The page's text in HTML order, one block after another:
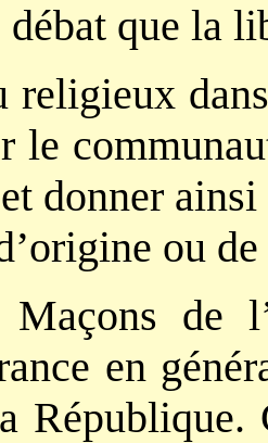
que la
religieux
le
donner
ou
Maçons de
en
République.